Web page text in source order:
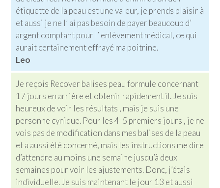
étiquette de la peau est une valeur, je prends plaisir à
et aussi je ne l’ ai pas besoin de payer beaucoup d’
argent comptant pour l’ enlèvement médical, ce qui
aurait certainement effrayé ma poitrine.
Leo
Je reçois Recover balises peau formule concernant
17 jours en arrière et obtenir rapidement il. Je suis
heureux de voir les résultats , mais je suis une
personne cynique. Pour les 4-5 premiers jours , je ne
vois pas de modification dans mes balises de la peau
et a aussi été concerné, mais les instructions me dire
d’attendre au moins une semaine jusqu’à deux
semaines pour voir les ajustements. Donc, j’étais
individuelle. Je suis maintenant le jour 13 et aussi